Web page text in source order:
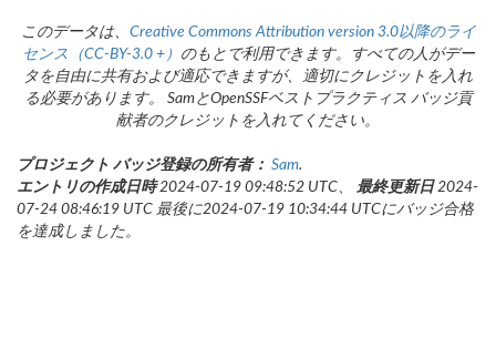
このデータは、 Creative Commons Attribution version 3.0以降のライ
センス（CC-BY-3.0 +）
のもとで利用できます。すべての人がデー
タを自由に共有および適応できますが、適切にクレジットを入れ
る必要があります。 SamとOpenSSFベストプラクティス バッジ貢
献者のクレジットを入れてください。
プロジェクト バッジ登録の所有者： Sam.
エントリの作成日時2024-07-19 09:48:52 UTC、 最終更新日2024-
07-24 08:46:19 UTC 最後に2024-07-19 10:34:44 UTCにバッジ合格
を達成しました。